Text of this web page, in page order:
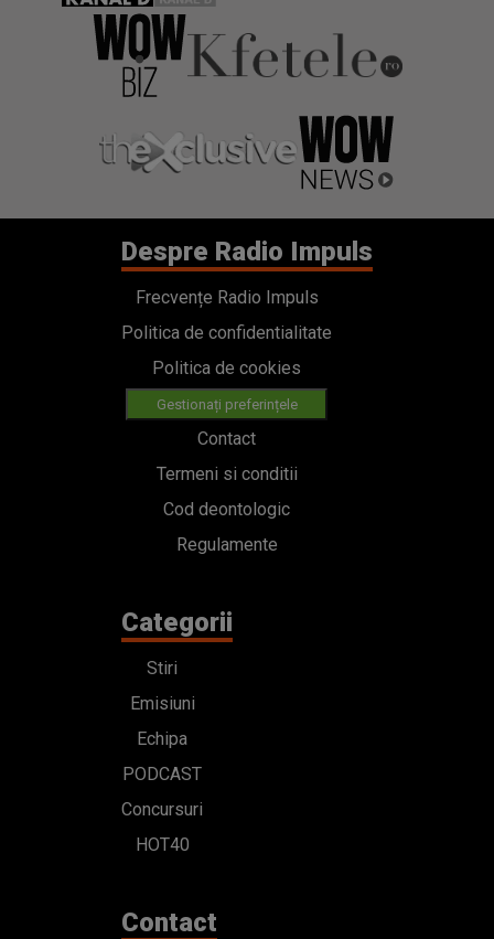
Despre Radio Impuls
Frecvențe Radio Impuls
Politica de confidentialitate
Politica de cookies
Gestionați preferințele
Contact
Termeni si conditii
Cod deontologic
Regulamente
Categorii
Stiri
Emisiuni
Echipa
PODCAST
Concursuri
HOT40
Contact